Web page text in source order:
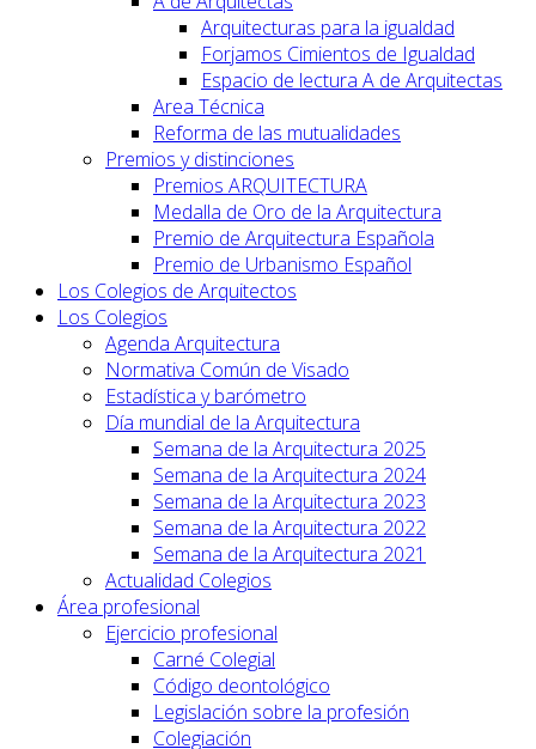
Arquitecturas para la igualdad
Forjamos Cimientos de Igualdad
Espacio de lectura A de Arquitectas
Area Técnica
Reforma de las mutualidades
Premios y distinciones
Premios ARQUITECTURA
Medalla de Oro de la Arquitectura
Premio de Arquitectura Española
Premio de Urbanismo Español
Los Colegios de Arquitectos
Los Colegios
Agenda Arquitectura
Normativa Común de Visado
Estadística y barómetro
Día mundial de la Arquitectura
Semana de la Arquitectura 2025
Semana de la Arquitectura 2024
Semana de la Arquitectura 2023
Semana de la Arquitectura 2022
Semana de la Arquitectura 2021
Actualidad Colegios
Área profesional
Ejercicio profesional
Carné Colegial
Código deontológico
Legislación sobre la profesión
Colegiación